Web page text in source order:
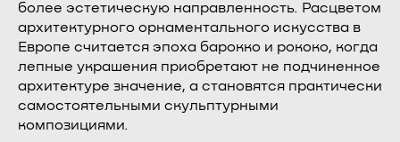
более эстетическую направленность. Расцветом
архитектурного орнаментального искусства в
Европе считается эпоха барокко и рококо, когда
лепные украшения приобретают не подчиненное
архитектуре значение, а становятся практически
самостоятельными скульптурными
композициями.